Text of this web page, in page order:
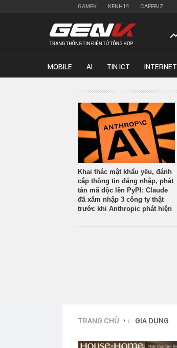
GAMEK KENH14 CAFEBIZ
MOBILE AI TIN ICT INTERNET
Khai thác mật khẩu yếu, đánh
cắp thông tin đăng nhập, phát
tán mã độc lên PyPI: Claude
đã xâm nhập 3 công ty thật
trước khi Anthropic phát hiện
TRANG CHỦ › GIA DỤNG